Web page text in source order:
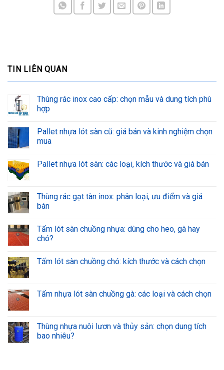
TIN LIÊN QUAN
Thùng rác inox cao cấp: chọn mẫu và dung tích phù
hợp
Pallet nhựa lót sàn cũ: giá bán và kinh nghiệm chọn
mua
Pallet nhựa lót sàn: các loại, kích thước và giá bán
Thùng rác gạt tàn inox: phân loại, ưu điểm và giá
bán
Tấm lót sàn chuồng nhựa: dùng cho heo, gà hay
chó?
Tấm lót sàn chuồng chó: kích thước và cách chọn
Tấm nhựa lót sàn chuồng gà: các loại và cách chọn
Thùng nhựa nuôi lươn và thủy sản: chọn dung tích
bao nhiêu?